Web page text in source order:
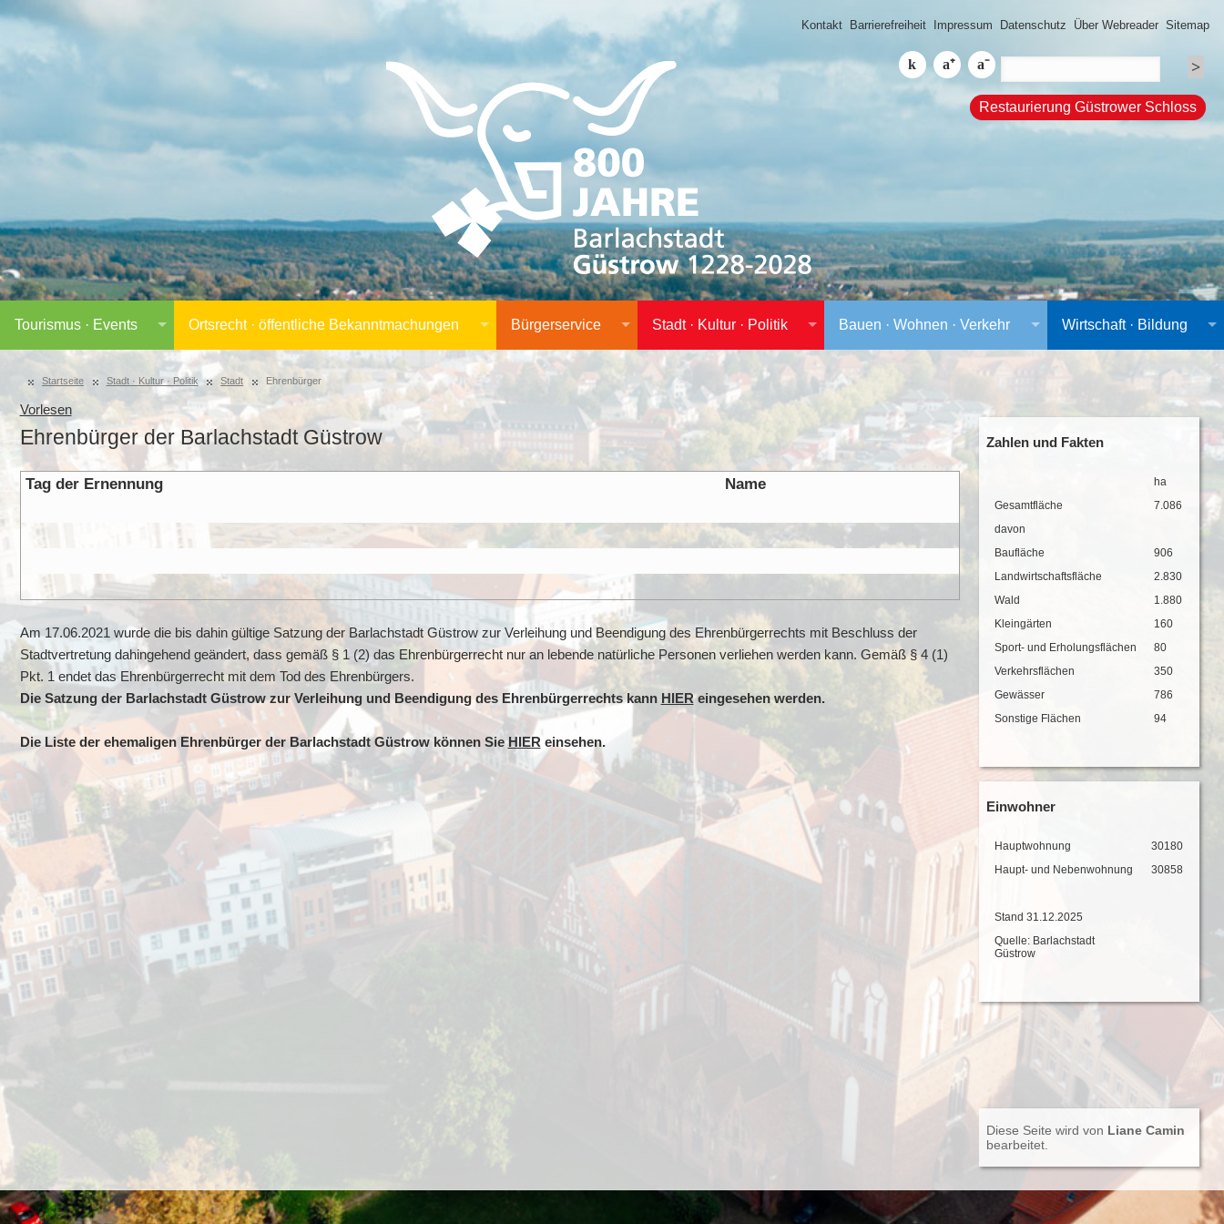
Kontakt Barrierefreiheit Impressum Datenschutz Über Webreader Sitemap
Restaurierung Güstrower Schloss
Tourismus · Events Ortsrecht · öffentliche Bekanntmachungen Bürgerservice Stadt · Kultur · Politik Bauen · Wohnen · Verkehr Wirtschaft · Bildung
Startseite Stadt · Kultur · Politik Stadt Ehrenbürger
Vorlesen
Ehrenbürger der Barlachstadt Güstrow
Tag der Ernennung Name
Am 17.06.2021 wurde die bis dahin gültige Satzung der Barlachstadt Güstrow zur Verleihung und Beendigung des Ehrenbürgerrechts mit Beschluss der
Stadtvertretung dahingehend geändert, dass gemäß § 1 (2) das Ehrenbürgerrecht nur an lebende natürliche Personen verliehen werden kann. Gemäß § 4 (1)
Pkt. 1 endet das Ehrenbürgerrecht mit dem Tod des Ehrenbürgers.
Die Satzung der Barlachstadt Güstrow zur Verleihung und Beendigung des Ehrenbürgerrechts kann HIEReingesehen werden.
Die Liste der ehemaligen Ehrenbürger der Barlachstadt Güstrow können SieHIEReinsehen.
Zahlen und Fakten
ha
Gesamtfläche
7.086
davon
Baufläche
906
Landwirtschaftsfläche
2.830
Wald
1.880
Kleingärten
160
Sport- und Erholungsflächen
80
Verkehrsflächen
350
Gewässer
786
Sonstige Flächen
94
Einwohner
Hauptwohnung
30180
Haupt- und Nebenwohnung
30858
Stand 31.12.2025
Quelle: Barlachstadt
Güstrow
Diese Seite wird von Liane Camin
bearbeitet.